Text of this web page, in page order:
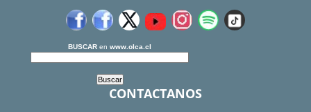
BUSCAR en www.olca.cl
CONTACTANOS